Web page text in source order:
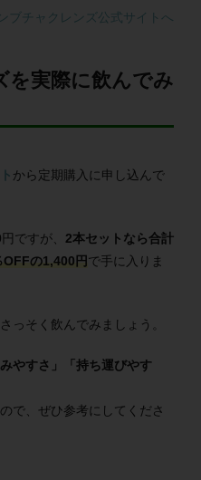
ンブチャクレンズ公式サイトへ
を実際に飲んでみ
から定期購入に申し込んで
ですが、 2本セットなら合計
の1,400円 で手に入りま
っそく飲んでみましょう。
やすさ」「持ち運びやす
で、ぜひ参考にしてくださ